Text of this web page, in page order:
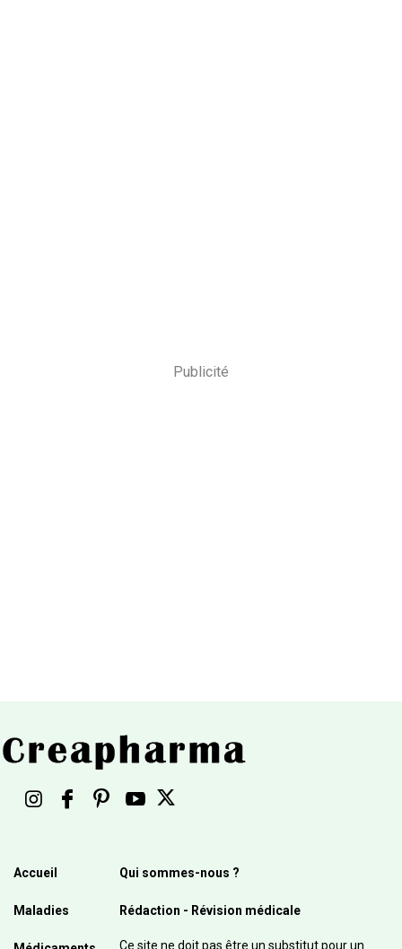
Publicité
Accueil
Maladies
Qui sommes-nous ?
Rédaction - Révision médicale
Ce site ne doit pas être un substitut pour un